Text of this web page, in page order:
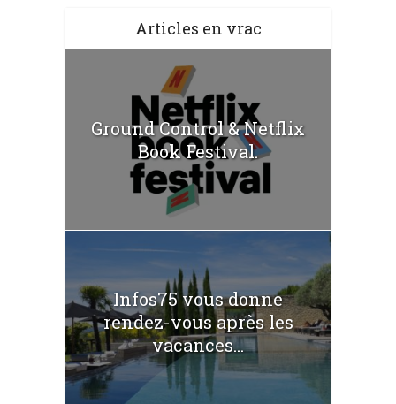
Articles en vrac
Ground Control & Netflix
Book Festival.
Infos75 vous donne
rendez-vous après les
vacances...